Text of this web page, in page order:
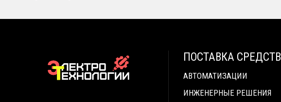
ПОСТАВКА СРЕДСТВ
АВТОМАТИЗАЦИИ
ИНЖЕНЕРНЫЕ РЕШЕНИЯ